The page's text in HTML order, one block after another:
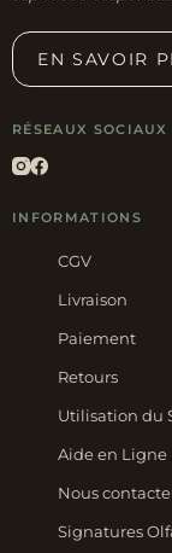
EN SAVOIR
RÉSEAUX SOCIAUX
INFORMATIONS
CGV
Livraison
Paiement
Retours
Utilisation du
Aide en Ligne
Nous
Signatures